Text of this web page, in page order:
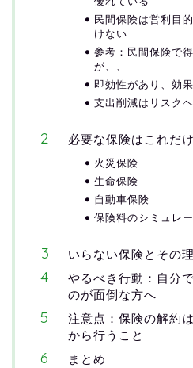
民間保険は営利目
けない
参考：民間保険で
が、、
即効性があり、効
支出削減はリスク
必要な保険はこれだけ
火災保険
生命保険
自動車保険
保険料のシミュレ
いらない保険とその
やるべき行動：自分
のが面倒な方へ
注意点：保険の解約
から行うこと
まとめ